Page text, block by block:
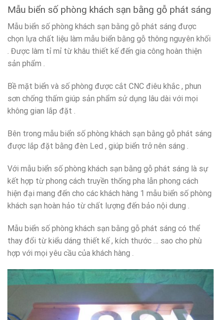
Mẫu biển số phòng khách sạn bằng gỗ phát sáng
Mẫu biển số phòng khách sạn bằng gỗ phát sáng được
chọn lựa chất liệu làm mẫu biển bằng gỗ thông nguyên khối
. Được làm tỉ mỉ từ khâu thiết kế đến gia công hoàn thiện
sản phẩm .
Bề mặt biển và số phòng được cắt CNC điêu khắc , phun
sơn chống thấm giúp sản phẩm sử dụng lâu dài với mọi
không gian lắp đặt .
Bên trong mẫu biển số phòng khách sạn bằng gỗ phát sáng
được lắp đặt bằng đèn Led , giúp biển trở nên sáng .
Với mẫu biển số phòng khách sạn bằng gỗ phát sáng là sự
kết hợp từ phong cách truyền thống pha lẫn phong cách
hiện đại mang đến cho các khách hàng 1 mẫu biển số phòng
khách sạn hoàn hảo từ chất lượng đến bảo nội dung .
Mẫu biển số phòng khách sạn bằng gỗ phát sáng có thể
thay đổi từ kiểu dáng thiết kế , kích thước … sao cho phù
hợp với mọi yêu cầu của khách hàng .